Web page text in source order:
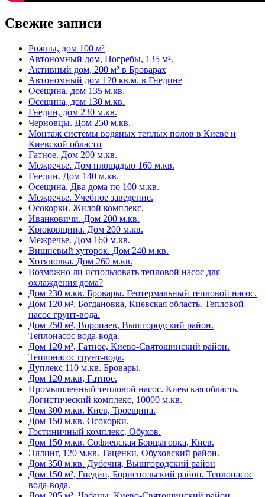
Свежие записи
Рожны, дом 100 м²
Автономный дом, Погребы, 135 м².
Активный дом, 200 м² в Броварах
Автономный дом 120 кв.м. в Гнедине
Осещина, дом 135 м.кв.
Осещина, дом 130 м.кв.
Гнедин, дом 230 м.кв.
Черновцы. Дом 250 м.кв.
Монтаж системы водяных теплых полов в Киеве и
Киевской области
Гатное. Дом 200 м.кв.
Межречье. Дом площадью 160 м.кв.
Гнедин. Дом 140 м.кв.
Осещина. Два дома по 100 м.кв.
Межречье. Учебное заведение.
Осокорки. Жилой комплекс.
Иванковичи. Дом 200 м.кв.
Крюковщина. Дом 200 м.кв.
Межречье. Дом 160 м.кв.
Вишневый хуторок. Дом 240 м.кв.
Хотяновка. Дом 260 м.кв.
Возможно ли использовать тепловой насос для
охлаждения дома?
Дом 230 м.кв. Бровары. Геотермальный тепловой насос.
Дом 120 м², Богдановка, Киевская область. Тепловой
насос грунт-вода.
Дом 250 м², Воропаев, Вышгородский район.
Теплонасос вода-вода.
Дом 120 м², Гатное, Киево-Святошинский район.
Теплонасос грунт-вода.
Дуплекс 110 м.кв. Бровары.
Дом 120 м.кв, Гатное.
Промышленный тепловой насос. Киевская область.
Логистический комплекс, 10000 м.кв.
Дом 300 м.кв. Киев, Троещина.
Дом 150 м.кв. Осокорки.
Гостиничный комплекс, Обухов.
Дом 150 м.кв. Софиевская Борщаговка, Киев.
Эллинг, 120 м.кв. Таценки, Обуховский район.
Дом 350 м.кв. Дубечня, Вышгородский район
Дом 150 м², Гнедин, Бориспольский район. Теплонасос
вода-вода.